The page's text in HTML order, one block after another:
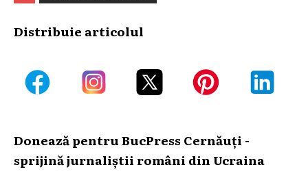
Distribuie articolul
Donează pentru BucPress Cernăuți -
sprijină jurnaliștii români din Ucraina